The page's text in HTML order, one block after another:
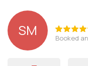
SM Booked